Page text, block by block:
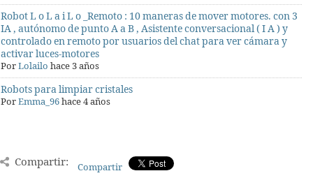
Robot L o L a i L o _Remoto : 10 maneras de mover motores. con 3
IA , autónomo de punto A a B , Asistente conversacional ( I A ) y
controlado en remoto por usuarios del chat para ver cámara y
activar luces-motores
PorLolailo hace 3 años
Robots para limpiar cristales
PorEmma_96hace 4 años
Compartir: Compartir